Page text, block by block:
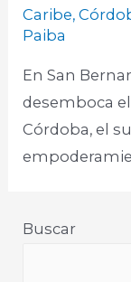
Caribe,
Paiba
En San
desemboca
Córdoba, el
Buscar